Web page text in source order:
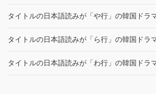
タイトルの日本語読みが「や行」の韓国ドラ
タイトルの日本語読みが「ら行」の韓国ドラ
タイトルの日本語読みが「わ行」の韓国ドラ